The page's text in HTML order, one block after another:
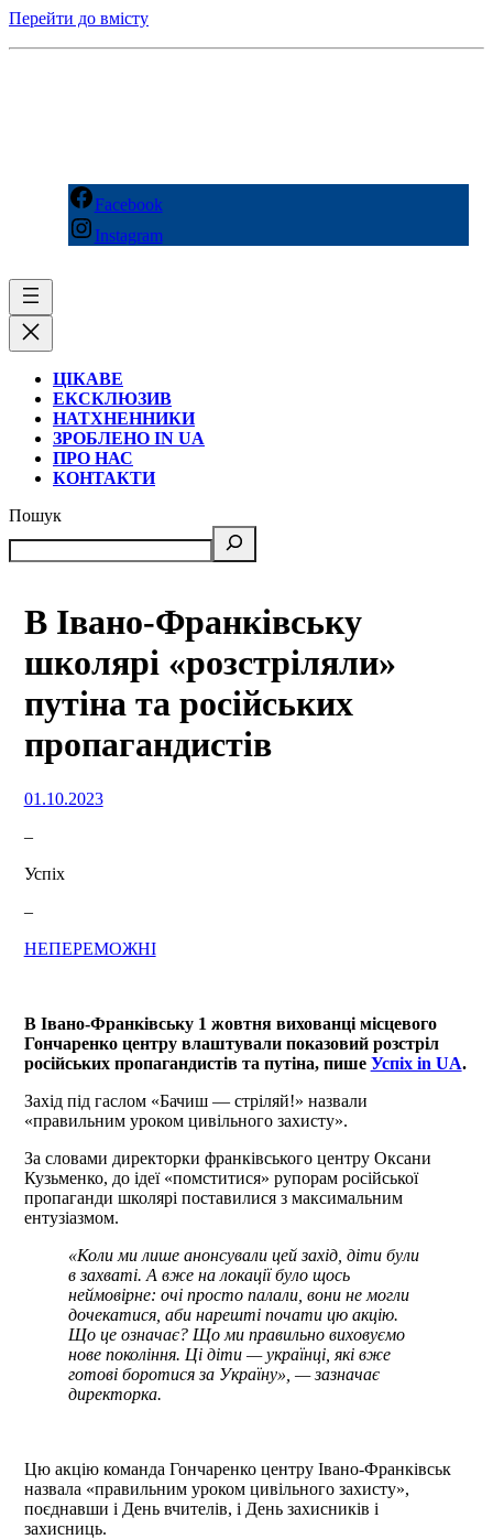
Перейти до вмісту
Facebook
Instagram
ЦІКАВЕ
ЕКСКЛЮЗИВ
НАТХНЕННИКИ
ЗРОБЛЕНО IN UA
ПРО НАС
КОНТАКТИ
Пошук
В Івано-Франківську
школярі «розстріляли»
путіна та російських
пропагандистів
01.10.2023
–
Успіх
–
НЕПЕРЕМОЖНІ
В Івано-Франківську 1 жовтня вихованці місцевого
Гончаренко центру влаштували показовий розстріл
російських пропагандистів та путіна, пише Успіх in UA.
Захід під гаслом «Бачиш — стріляй!» назвали
«правильним уроком цивільного захисту».
За словами директорки франківського центру Оксани
Кузьменко, до ідеї «помститися» рупорам російської
пропаганди школярі поставилися з максимальним
ентузіазмом.
«Коли ми лише анонсували цей захід, діти були
в захваті. А вже на локації було щось
неймовірне: очі просто палали, вони не могли
дочекатися, аби нарешті почати цю акцію.
Що це означає? Що ми правильно виховуємо
нове покоління. Ці діти — українці, які вже
готові боротися за Україну», — зазначає
директорка.
Цю акцію команда Гончаренко центру Івано-Франківськ
назвала «правильним уроком цивільного захисту»,
поєднавши і День вчителів, і День захисників і
захисниць.